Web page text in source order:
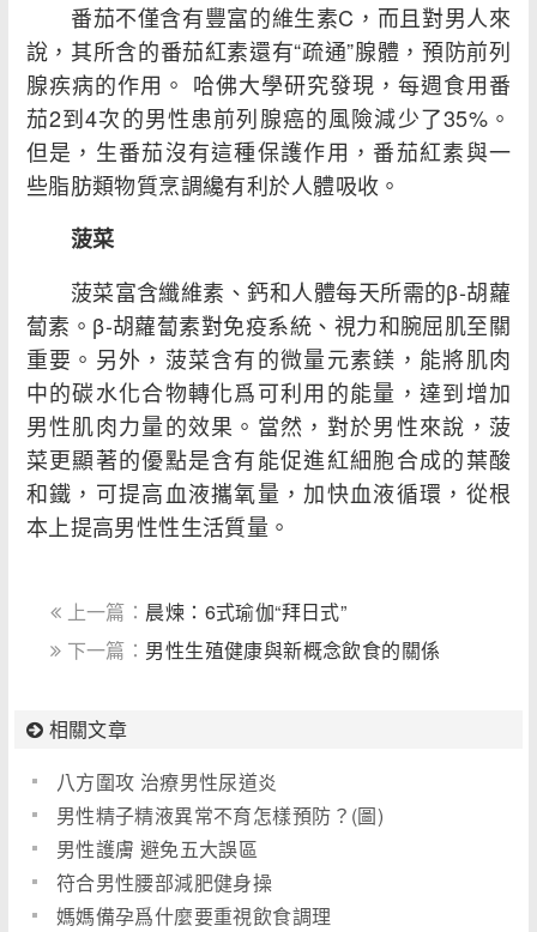
番茄不僅含有豐富的維生素C，而且對男人來
說，其所含的番茄紅素還有“疏通”腺體，預防前列
腺疾病的作用。 哈佛大學研究發現，每週食用番
茄2到4次的男性患前列腺癌的風險減少了35%。
但是，生番茄沒有這種保護作用，番茄紅素與一
些脂肪類物質烹調纔有利於人體吸收。
菠菜
菠菜富含纖維素、鈣和人體每天所需的β-胡蘿
蔔素。β-胡蘿蔔素對免疫系統、視力和腕屈肌至關
重要。另外，菠菜含有的微量元素鎂，能將肌肉
中的碳水化合物轉化爲可利用的能量，達到增加
男性肌肉力量的效果。當然，對於男性來說，菠
菜更顯著的優點是含有能促進紅細胞合成的葉酸
和鐵，可提高血液攜氧量，加快血液循環，從根
本上提高男性性生活質量。
上一篇： 晨煉：6式瑜伽“拜日式”
下一篇： 男性生殖健康與新概念飲食的關係
相關文章
八方圍攻 治療男性尿道炎
男性精子精液異常不育怎樣預防？(圖)
男性護膚 避免五大誤區
符合男性腰部減肥健身操
媽媽備孕爲什麼要重視飲食調理